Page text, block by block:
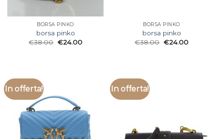
BORSA PINKO
borsa pinko
€38.00 €24.00
BORSA PINKO
borsa pinko
€38.00 €24.00
In offerta! In offerta!